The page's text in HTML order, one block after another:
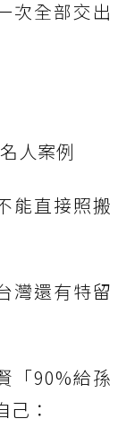
次全部交出
人案例
能直接照搬
灣還有特留
「90%給孫
：